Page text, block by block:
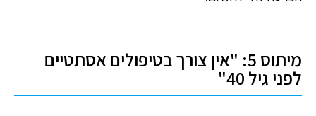
מיתוס 5: "אין צורך בטיפולים אסתטיים
לפני גיל 40"